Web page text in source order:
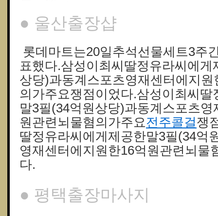
● 울산 출장샵
롯데마트는20일추석선물세트3주
표했다.삼성이최씨딸정유라씨에게
상당)과동계스포츠영재센터에지
의가주요쟁점이었다.삼성이최씨딸
말3필(34억원상당)과동계스포츠
원관련뇌물혐의가주요전주콜걸쟁
딸정유라씨에게제공한말3필(34억
영재센터에지원한16억원관련뇌물
다.
● 평택출장마사지